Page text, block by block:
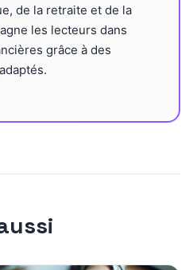
de la retraite et de la
les lecteurs dans
grâce à des